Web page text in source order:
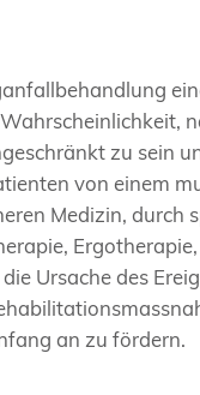
zu sein
von einem
Medizin, durch
Ursache des
an zu fördern.